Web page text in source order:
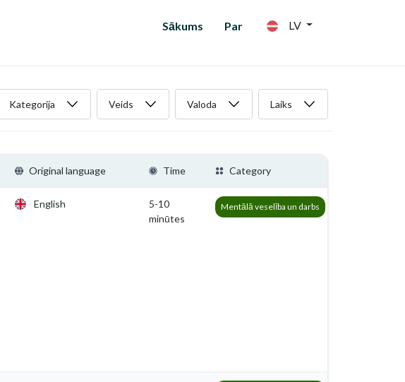
Sākums Par LV
Kategorija Veids Valoda Laiks
Original language Time Category
English
5-10
minūtes
Mentālā veselība un darbs